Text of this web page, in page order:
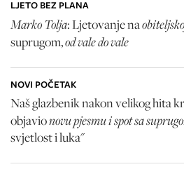
LJETO BEZ PLANA
Marko Tolja: Ljetovanje na
suprugom,od vale do vale
NOVI POČETAK
Naš glazbenik nakon velikog hita
objavionovu pjesmu i spot sa
svjetlost i luka"